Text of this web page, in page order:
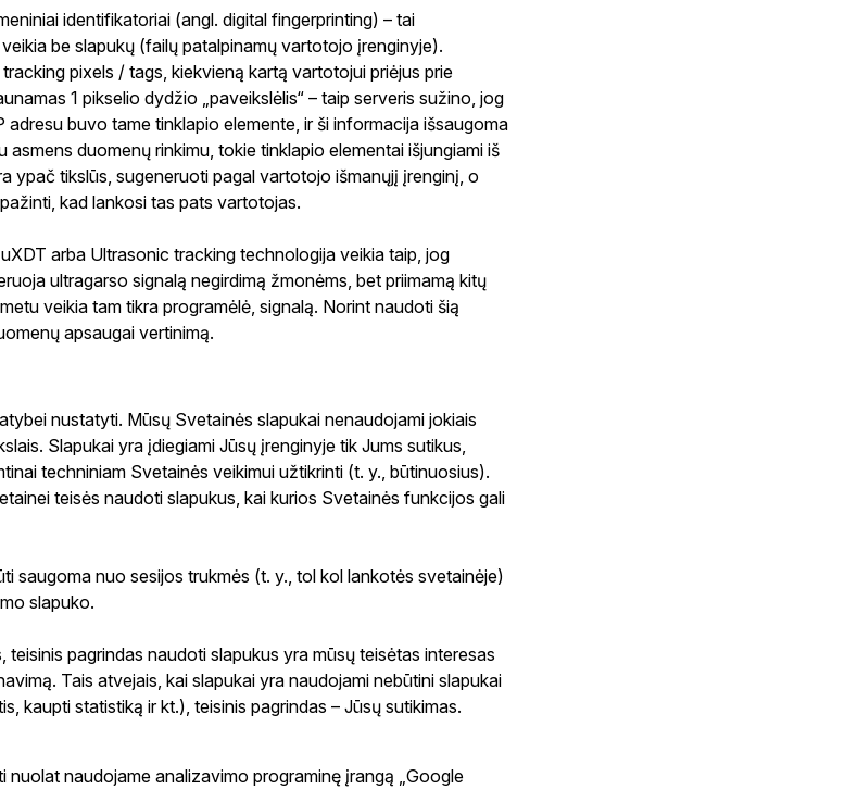
identifikatoriai (angl. digital fingerprinting) – tai
be slapukų (failų patalpinamų vartotojo įrenginyje).
pixels / tags, kiekvieną kartą vartotojui priėjus prie
1 pikselio dydžio „paveikslėlis“ – taip serveris sužino, jog
buvo tame tinklapio elemente, ir ši informacija išsaugoma
duomenų rinkimu, tokie tinklapio elementai išjungiami iš
ypač tikslūs, sugeneruoti pagal vartotojo išmanųjį įrenginį, o
kad lankosi tas pats vartotojas.
arba Ultrasonic tracking technologija veikia taip, jog
ultragarso signalą negirdimą žmonėms, bet priimamą kitų
veikia tam tikra programėlė, signalą. Norint naudoti šią
apsaugai vertinimą.
nustatyti. Mūsų Svetainės slapukai nenaudojami jokiais
Slapukai yra įdiegiami Jūsų įrenginyje tik Jums sutikus,
techniniam Svetainės veikimui užtikrinti (t. y., būtinuosius).
teisės naudoti slapukus, kai kurios Svetainės funkcijos gali
saugoma nuo sesijos trukmės (t. y., tol kol lankotės svetainėje)
slapuko.
teisinis pagrindas naudoti slapukus yra mūsų teisėtas interesas
Tais atvejais, kai slapukai yra naudojami nebūtini slapukai
kaupti statistiką ir kt.), teisinis pagrindas – Jūsų sutikimas.
nuolat naudojame analizavimo programinę įrangą „Google